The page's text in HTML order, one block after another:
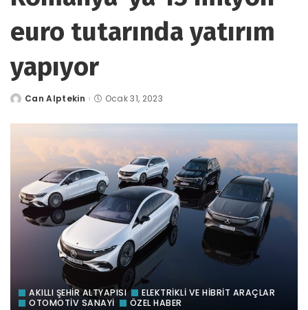
euro tutarında yatırım
yapıyor
tarafından
Can Alptekin Ocak 31, 2023
AKILLI ŞEHİR ALTYAPISI
ELEKTRİKLİ VE HİBRİT ARAÇLAR
OTOMOTIV SANAYI
ÖZEL HABER